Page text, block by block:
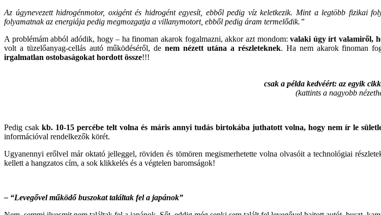
Az úgynevezett hidrogénmotor, oxigént és hidrogént egyesít, ebből pedig víz keletkezik. Mint a legtöbb fizikai
folyamatnak az energiája pedig megmozgatja a villanymotort, ebből pedig áram termelődik.”
A problémám abból adódik, hogy – ha finoman akarok fogalmazni, akkor azt mondom:valaki úgy írt valamiről,
volt a tüzelőanyag-cellás autó működéséről, de nem nézett utána a részleteknek. Ha nem akarok finoman
irgalmatlan ostobaságokat hordott össze!!!
csak a példa kedvéért: az egyik
(kattints a nagyobb
Pedig csakkb. 10-15 percébe telt volna és máris annyi tudás birtokába juthatott volna, hogy nem ír le
információval rendelkezők körét.
Ugyanennyi erőlvel már oktató jelleggel, röviden és tömören megismerhetette volna olvasóit a technológiai
kellett a hangzatos cím, a sok klikkelés és a végtelen baromságok!
– “Levegővel működő buszokat találtak fel a japánok”